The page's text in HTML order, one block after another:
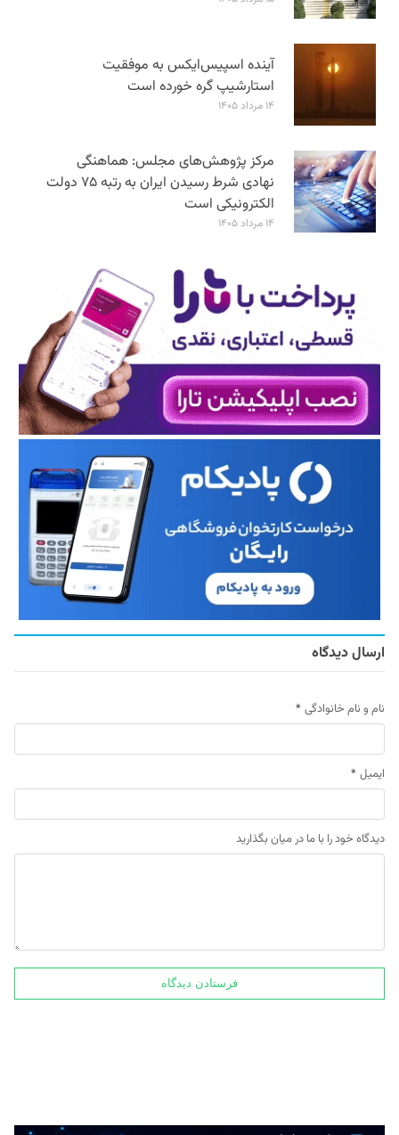
آینده اسپیس‌ایکس به موفقیت
استارشیپ گره خورده است
۱۴ مرداد ۱۴۰۵
مرکز پژوهش‌های مجلس: هماهنگی
نهادی شرط رسیدن ایران به رتبه ۷۵ دولت
الکترونیکی است
۱۴ مرداد ۱۴۰۵
ارسال دیدگاه
نام و نام خانوادگی *
ایمیل *
دیدگاه خود را با ما در میان بگذارید